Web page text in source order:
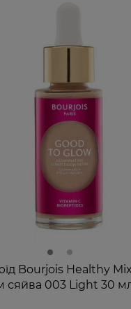
Bourjois Healthy
сяйва 003 Light 30